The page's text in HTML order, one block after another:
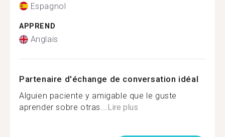
Espagnol
APPREND
Anglais
Partenaire d'échange de conversation idéal
Alguien paciente y amigable que le guste
aprender sobre otras...Lire plus